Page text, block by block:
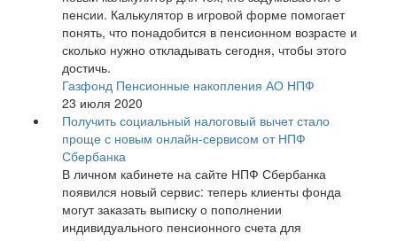
пенсии. Калькулятор в игровой форме помогает
понять, что понадобится в пенсионном возрасте и
сколько нужно откладывать сегодня, чтобы этого
достичь.
Газфонд Пенсионные накопления АО НПФ
23 июля 2020
Получить социальный налоговый вычет стало
проще с новым онлайн-сервисом от НПФ
Сбербанка
В личном кабинете на сайте НПФ Сбербанка
появился новый сервис: теперь клиенты фонда
могут заказать выписку о пополнении
индивидуального пенсионного счета для